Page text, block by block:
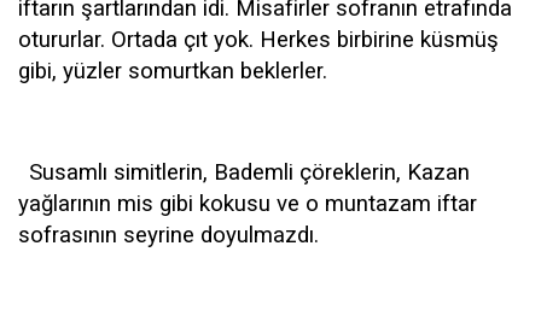
iftarın şartlarından idi. Misafirler sofranın etrafında
otururlar. Ortada çıt yok. Herkes birbirine küsmüş
gibi, yüzler somurtkan beklerler.
Susamlı simitlerin, Bademli çöreklerin, Kazan
yağlarının mis gibi kokusu ve o muntazam iftar
sofrasının seyrine doyulmazdı.